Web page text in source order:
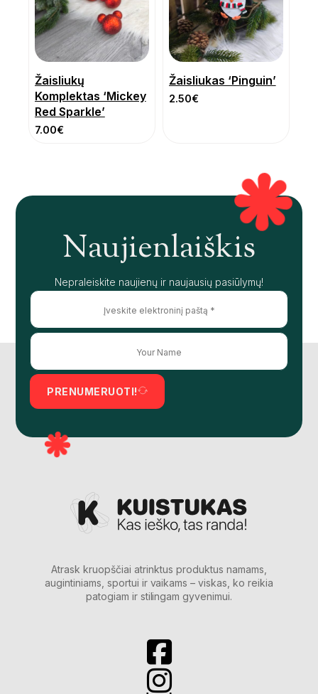
Žaisliukų
Komplektas ‘Mickey
Red Sparkle’
7.00€
Žaisliukas ‘Pinguin’
2.50€
Naujienlaiškis
Nepraleiskite naujienų ir naujausių pasiūlymų!
PRENUMERUOTI!
Atrask kruopščiai atrinktus produktus namams,
augintiniams, sportui ir vaikams – viskas, ko reikia
patogiam ir stilingam gyvenimui.